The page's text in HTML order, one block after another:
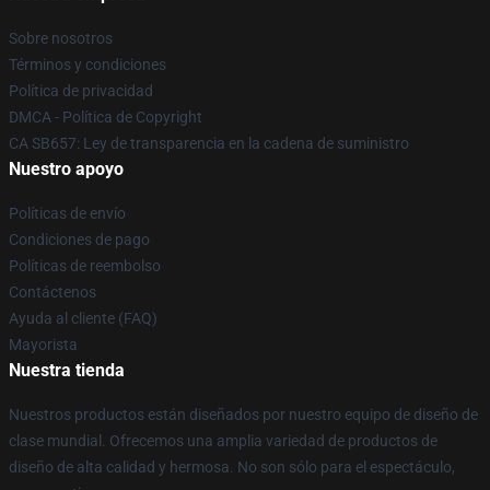
Sobre nosotros
Términos y condiciones
Política de privacidad
DMCA - Política de Copyright
CA SB657: Ley de transparencia en la cadena de suministro
Nuestro apoyo
Políticas de envío
Condiciones de pago
Políticas de reembolso
Contáctenos
Ayuda al cliente (FAQ)
Mayorista
Nuestra tienda
Nuestros productos están diseñados por nuestro equipo de diseño de
clase mundial. Ofrecemos una amplia variedad de productos de
diseño de alta calidad y hermosa. No son sólo para el espectáculo,